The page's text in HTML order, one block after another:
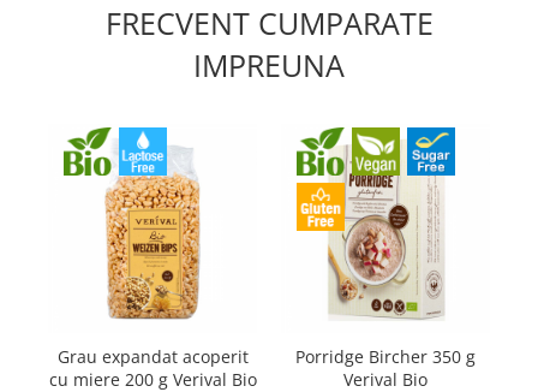
FRECVENT CUMPARATE
IMPREUNA
Grau expandat acoperit
cu miere 200 g Verival Bio
Porridge Bircher 350 g
Verival Bio